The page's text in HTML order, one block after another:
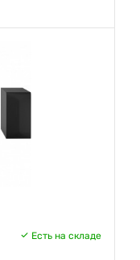
Есть на складе